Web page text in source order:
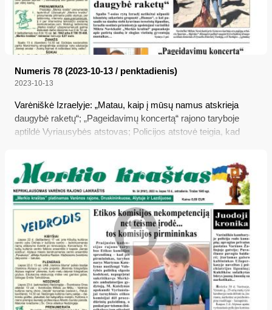
Numeris 78 (2023-10-13 / penktadienis)
2023-10-13
Varėniškė Izraelyje: „Matau, kaip į mūsų namus atskrieja
daugybė raketų“; „Pageidavimų koncertą“ rajono taryboje
aptildė Vyriausybės atstovas; Policijos atstovė teigia, kad
kontroliuojamas